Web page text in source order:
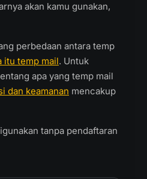
akan kamu gunakan,
perbedaan antara temp
itu temp mail. Untuk
apa yang temp mail
dan keamanan mencakup
tanpa pendaftaran